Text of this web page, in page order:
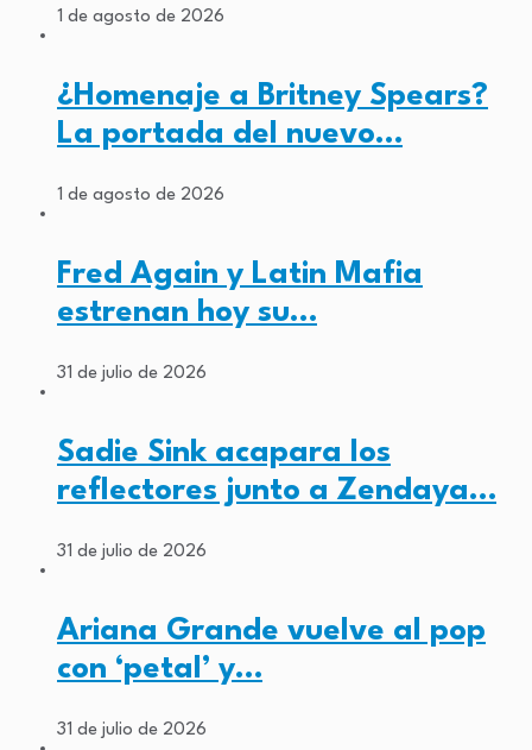
1 de agosto de 2026
¿Homenaje a Britney Spears?
La portada del nuevo…
1 de agosto de 2026
Fred Again y Latin Mafia
estrenan hoy su…
31 de julio de 2026
Sadie Sink acapara los
reflectores junto a Zendaya…
31 de julio de 2026
Ariana Grande vuelve al pop
con ‘petal’ y…
31 de julio de 2026